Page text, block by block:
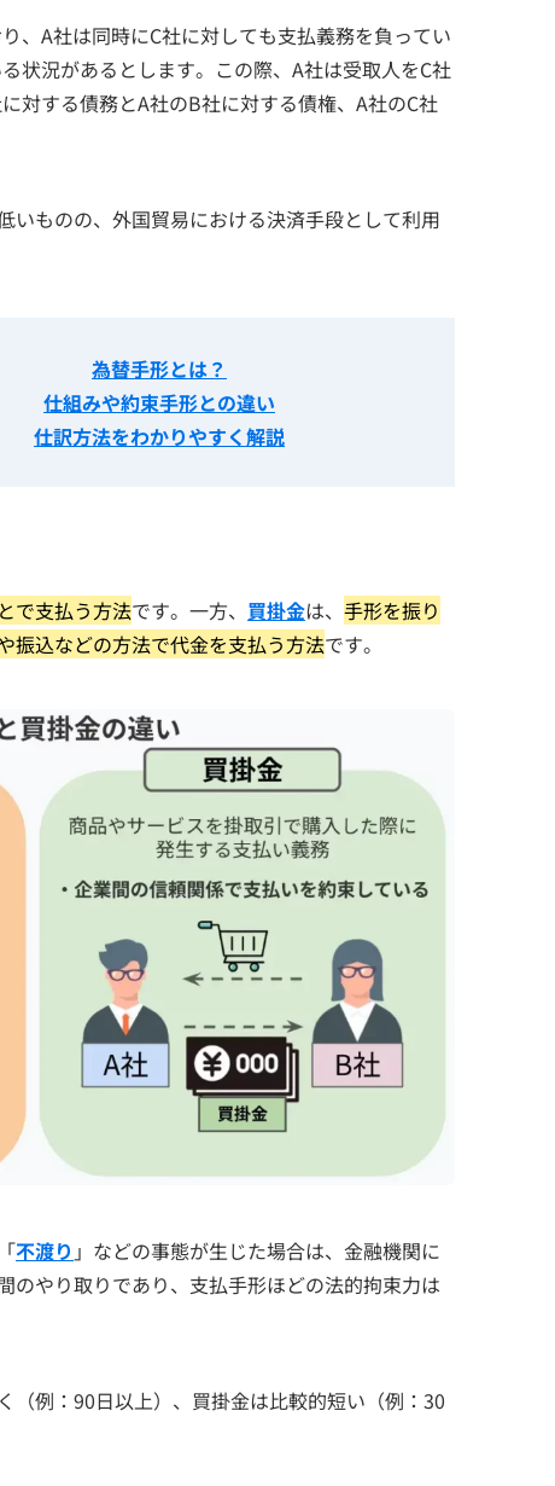
、A社は同時にC社に対しても支払義務を負ってい
状況があるとします。この際、A社は受取人をC社
対する債務とA社のB社に対する債権、A社のC社
いものの、外国貿易における決済手段として利用
為替手形とは？
仕組みや約束手形との違い
仕訳方法をわかりやすく解説
で支払う方法です。一方、 買掛金は、 手形を振り
振込などの方法で代金を支払う方法です。
不渡り 」などの事態が生じた場合は、金融機関に
のやり取りであり、支払手形ほどの法的拘束力は
（例：90日以上）、買掛金は比較的短い（例：30